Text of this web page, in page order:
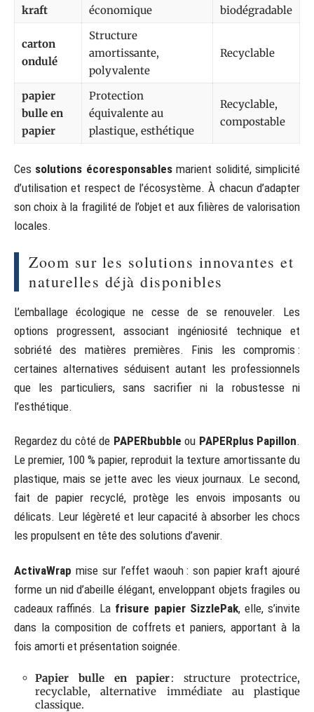
kraft économique biodégradable
carton
ondulé
Structure
amortissante,
polyvalente
Recyclable
papier
bulle en
papier
Protection
équivalente au
plastique, esthétique
Recyclable,
compostable
Ces solutions écoresponsablesmarient solidité, simplicité
d’utilisation et respect de l’écosystème. À chacun d’adapter
son choix à la fragilité de l’objet et aux filières de valorisation
locales.
Zoom sur les solutions innovantes et
naturelles déjà disponibles
L’emballage écologique ne cesse de se renouveler. Les
options progressent, associant ingéniosité technique et
sobriété des matières premières. Finis les compromis :
certaines alternatives séduisent autant les professionnels
que les particuliers, sans sacrifier ni la robustesse ni
l’esthétique.
Regardez du côté de PAPERbubble ou PAPERplus Papillon.
Le premier, 100 % papier, reproduit la texture amortissante du
plastique, mais se jette avec les vieux journaux. Le second,
fait de papier recyclé, protège les envois imposants ou
délicats. Leur légèreté et leur capacité à absorber les chocs
les propulsent en tête des solutions d’avenir.
ActivaWrap mise sur l’effet waouh : son papier kraft ajouré
forme un nid d’abeille élégant, enveloppant objets fragiles ou
cadeaux raffinés. La frisure papier SizzlePak, elle, s’invite
dans la composition de coffrets et paniers, apportant à la
fois amorti et présentation soignée.
Papier bulle en papier: structure protectrice,
recyclable, alternative immédiate au plastique
classique.